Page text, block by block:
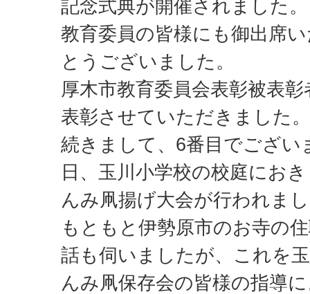
記念式典が開催されました。
教育委員の皆様にも御出席
とうございました。
厚木市教育委員会表彰被表
表彰させていただきました
続きまして、6番目でござい
日、玉川小学校の校庭にお
んみ凧揚げ大会が行われま
もともと伊勢原市のお寺の
話も伺いましたが、これを
んみ凧保存会の皆様の指導